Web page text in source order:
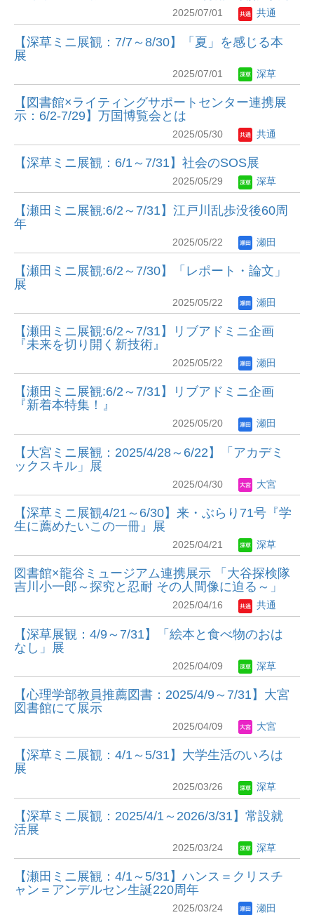
2025/07/01 共通
【深草ミニ展観：7/7～8/30】「夏」を感じる本
展
2025/07/01 深草
【図書館×ライティングサポートセンター連携展
示：6/2-7/29】万国博覧会とは
2025/05/30 共通
【深草ミニ展観：6/1～7/31】社会のSOS展
2025/05/29 深草
【瀬田ミニ展観:6/2～7/31】江戸川乱歩没後60周
年
2025/05/22 瀬田
【瀬田ミニ展観:6/2～7/30】「レポート・論文」
展
2025/05/22 瀬田
【瀬田ミニ展観:6/2～7/31】リブアドミニ企画
『未来を切り開く新技術』
2025/05/22 瀬田
【瀬田ミニ展観:6/2～7/31】リブアドミニ企画
『新着本特集！』
2025/05/20 瀬田
【大宮ミニ展観：2025/4/28～6/22】「アカデミ
ックスキル」展
2025/04/30 大宮
【深草ミニ展観4/21～6/30】来・ぶらり71号『学
生に薦めたいこの一冊』展
2025/04/21 深草
図書館×龍谷ミュージアム連携展示 「大谷探検隊
吉川小一郎～探究と忍耐 その人間像に迫る～」
2025/04/16 共通
【深草展観：4/9～7/31】「絵本と食べ物のおは
なし」展
2025/04/09 深草
【心理学部教員推薦図書：2025/4/9～7/31】大宮
図書館にて展示
2025/04/09 大宮
【深草ミニ展観：4/1～5/31】大学生活のいろは
展
2025/03/26 深草
【深草ミニ展観：2025/4/1～2026/3/31】常設就
活展
2025/03/24 深草
【瀬田ミニ展観：4/1～5/31】ハンス＝クリスチ
ャン＝アンデルセン生誕220周年
2025/03/24 瀬田